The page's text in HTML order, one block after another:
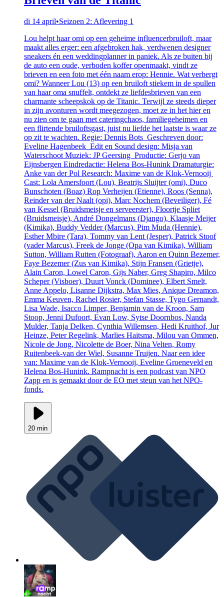
di 14 april•Seizoen 2: Aflevering 1
Lou helpt haar omi op een geheime influencerbruiloft, maar
maakt alles erger: een afgebroken hak, verdwenen designer
sneakers én een weddingplanner in paniek. Als ze buiten bij
de auto een oude, verboden koffer openmaakt, vindt ze
brieven en een foto met één naam erop: Hennie. Wat verbergt
omi? Wanneer Lou (13) op een bruiloft stiekem in de spullen
van haar oma snuffelt, ontdekt ze liefdesbrieven van een
charmante scheepskok op de Titanic. Terwijl ze steeds dieper
in zijn avonturen wordt meegezogen, moet ze in het hier en
nu zien om te gaan met cateringchaos, familiegeheimen en
een flirtende bruiloftsgast, juist nu liefde het laatste is waar ze
op zit te wachten. Regie: Dennis Bots Geschreven door:
Eveline Hagenbeek Edit en Sound design: Misja van
Waterschoot Muziek: JP Geersing Productie: Gerjo van
Eijnsbergen Eindredactie: Helena Bos-Hunink Dramaturgie:
Anke van der Pol Research: Maxime van de Klok-Vernooij
Cast: Lola Amersfoort (Lou), Beatrijs Sluijter (omi), Duco
Bunschoten (Boaz) Rop Verheijen (Etienne), Roos (Senna),
Reinder van der Naalt (opi), Marc Nochem (Beveiliger), Fé
van Kessel (Bruidsmeisje en serveerster), Floortje Spliet
(Bruidsmeisje), André Dongelmans (Django), Klaasje Meijer
(Kimika), Buddy Vedder (Marcus), Pim Muda (Hennie),
Esther Mbire (Tara), Tommy van Lent (Jesper), Patrick Stoof
(vader Marcus), Freek de Jonge (Opa van Kimika), William
Sutton, William Rutten (Fotograaf), Aaron en Quinn Bezemer,
Faye Bezemer (Zus van Kimika), Stijn Fransen (Grietje),
Alain Caron, Lowel Caron, Gijs Naber, Greg Shapiro, Milco
Scheper (Visboer), Duurt Vonck (Dominee), Elbert Smelt,
Anne Appelo, Lisanne Dijkstra, Max Mies, Anique Dreamon,
Emma Keuven, Rachel Rosier, Stefan Stasse, Tygo Gernandt,
Lisa Wade, Isacco Limper, Benjamin van de Kroon, Sam
Stoop, Jenni Dufoort, Evan Low, Sytse Doornbos, Nanda
Mulder, Tanja Delken, Cynthia Willemsen, Hedi Kruithof, Jur
Heinze, Peter Regelink, Marlies Haitsma, Milou van Ommen,
Nicole de Jong, Nicolette de Boer, Nina Velten, Romy
Ruitenbeek-van der Wiel, Susanne Truijen. Naar een idee
van: Maxime van de Klok-Vernooij, Eveline Groeneveld en
Helena Bos-Hunink. Rampnacht is een podcast van NPO
Zapp en is gemaakt door de EO met steun van het NPO-
fonds.
20 min